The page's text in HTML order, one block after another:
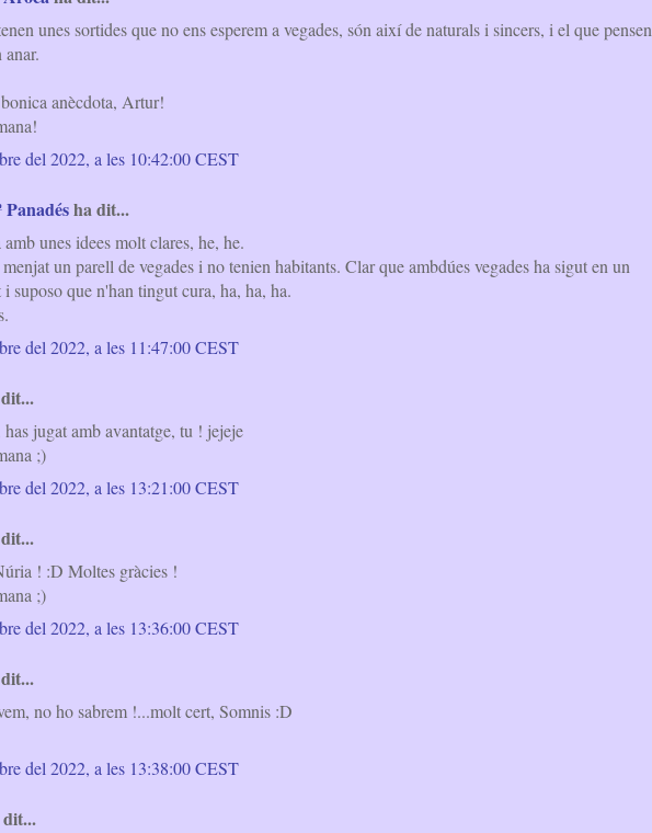
unes sortides que no ens esperem a vegades, són així de naturals i sincers, i el que pensen
anècdota, Artur!
del 2022, a les 10:42:00 CEST
Panadésha dit...
unes idees molt clares, he, he.
un parell de vegades i no tenien habitants. Clar que ambdúes vegades ha sigut en un
i suposo que n'han tingut cura, ha, ha, ha.
del 2022, a les 11:47:00 CEST
has jugat amb avantatge, tu ! jejeje
;)
del 2022, a les 13:21:00 CEST
! :D Moltes gràcies !
;)
del 2022, a les 13:36:00 CEST
no ho sabrem !...molt cert, Somnis :D
del 2022, a les 13:38:00 CEST